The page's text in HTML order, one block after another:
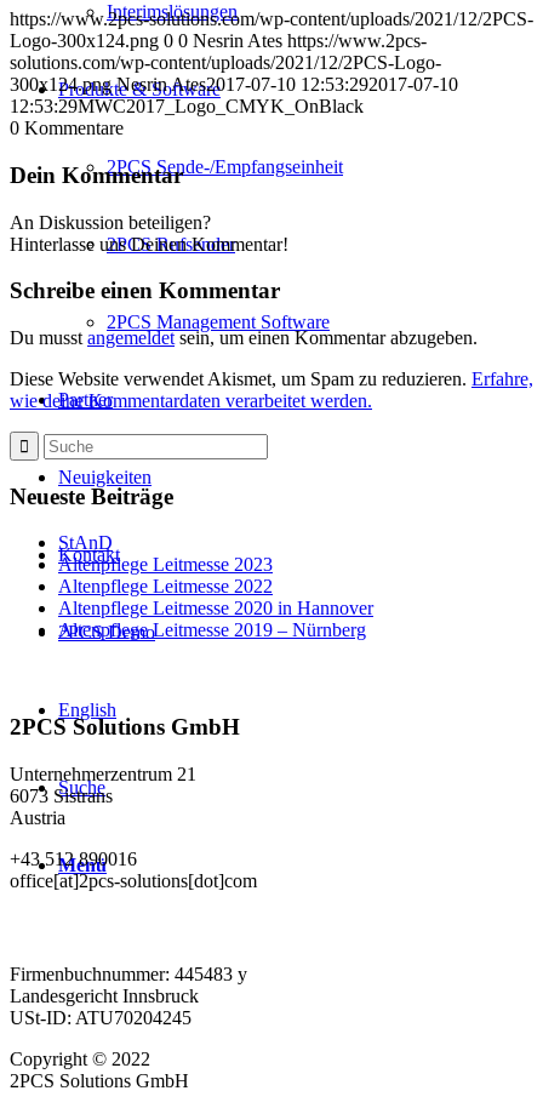
Interimslösungen
Produkte & Software
2PCS Sende-/Empfangseinheit
2PCS Rufsender
2PCS Management Software
Partner
Neuigkeiten
Kontakt
2PCS Demo
English
Suche
Menü
https://www.2pcs-solutions.com/wp-content/uploads/2021/12/2PCS-
Logo-300x124.png 0 0 Nesrin Ates https://www.2pcs-
solutions.com/wp-content/uploads/2021/12/2PCS-Logo-
300x124.png Nesrin Ates2017-07-10 12:53:292017-07-10
12:53:29MWC2017_Logo_CMYK_OnBlack
0 Kommentare
Dein Kommentar
An Diskussion beteiligen?
Hinterlasse uns Deinen Kommentar!
Schreibe einen Kommentar
Du musst angemeldetsein, um einen Kommentar abzugeben.
Diese Website verwendet Akismet, um Spam zu reduzieren. Erfahre,
wie deine Kommentardaten verarbeitet werden.
Neueste Beiträge
StAnD
Altenpflege Leitmesse 2023
Altenpflege Leitmesse 2022
Altenpflege Leitmesse 2020 in Hannover
Altenpflege Leitmesse 2019 – Nürnberg
2PCS Solutions GmbH
Unternehmerzentrum 21
6073 Sistrans
Austria
+43 512 890016
office[at]2pcs-solutions[dot]com
Firmenbuchnummer: 445483 y
Landesgericht Innsbruck
USt-ID: ATU70204245
Copyright © 2022
2PCS Solutions GmbH